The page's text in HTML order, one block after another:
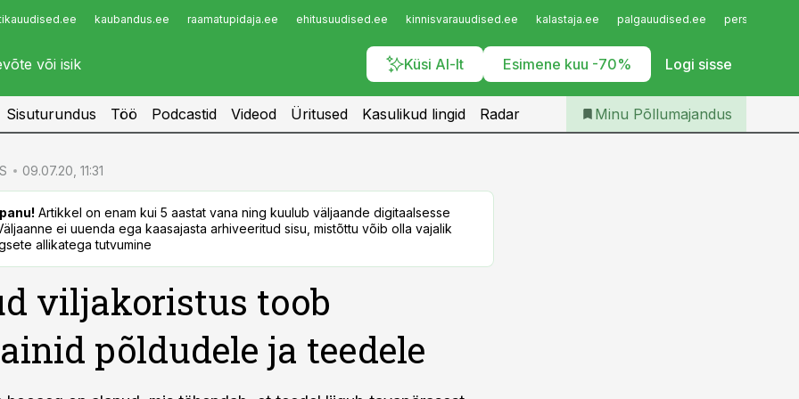
kaubandus.ee raamatupidaja.ee ehitusuudised.ee kinnisvarauudised.ee kalastaja.ee palgauudised.ee
Küsi AI-lt Esimene kuu -70% Logi sisse
Infopank
Iseteenindus
Telli Põllumajandus
Sisuturundus Töö Podcastid Videod Üritused Kasulikud lingid Radar Minu Põllumajandus
09.07.20, 11:31
Artikkel on enam kui 5 aastat vana ning kuulub väljaande digitaalsesse
ei uuenda ega kaasajasta arhiveeritud sisu, mistõttu võib olla vajalik
allikatega tutvumine
viljakoristus toob
põldudele ja teedele